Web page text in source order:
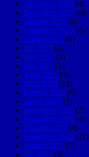
Dezember 2023 (4)
November 2023 (6)
Oktober 2023 (6)
September 2023 (5)
August 2023 (4)
Juli 2023 (8)
Juni 2023 (1)
Mai 2023 (5)
April 2023 (3)
März 2023 (12)
Februar 2023 (6)
Januar 2023 (5)
Dezember 2022 (2)
November 2022 (4)
Oktober 2022 (4)
September 2022 (11)
August 2022 (7)
Juli 2022 (3)